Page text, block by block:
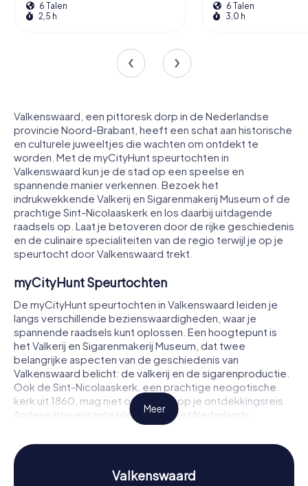
6 Talen
2,5 h
6 Talen
3,0 h
Valkenswaard, een pittoresk dorp in de Nederlandse
provincie Noord-Brabant, heeft een schat aan historische
en culturele juweeltjes die wachten om ontdekt te
worden. Met de myCityHunt speurtochten in
Valkenswaard kun je de stad op een speelse en
spannende manier verkennen. Bezoek het
indrukwekkende Valkerij en Sigarenmakerij Museum of de
prachtige Sint-Nicolaaskerk en los daarbij uitdagende
raadsels op. Laat je betoveren door de rijke geschiedenis
en de culinaire specialiteiten van de regio terwijl je op je
speurtocht door Valkenswaard trekt.
myCityHunt Speurtochten
De myCityHunt speurtochten in Valkenswaard leiden je
langs verschillende bezienswaardigheden, waar je
spannende raadsels kunt oplossen. Een hoogtepunt is
het Valkerij en Sigarenmakerij Museum, dat twee
belangrijke aspecten van de geschiedenis van
Valkenswaard belicht: de valkerij en de sigarenproductie.
Ook de Sint-Nicolaaskerk, een prachtige neogotische
kerk uit 1860, mag niet ontbreken op je ontdekkingsreis.
Andere interessante plekken zijn het Nederlands
Steendrukmuseum, dat je meeneemt in de wereld van de
lithografie, en de historische Dommelse Watermolen, een
schilderachtige watermolen aan de rand van de stad. Bij
elke stop wacht een nieuw raadsel om op te lossen.
Meer
Valkenswaard